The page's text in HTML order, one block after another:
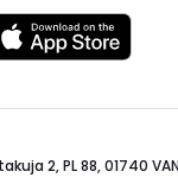
2, PL 88, 01740